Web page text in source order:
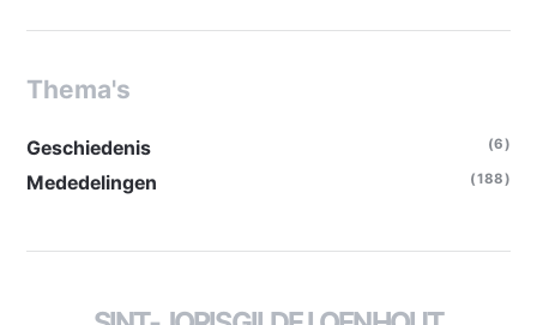
Thema's
Geschiedenis (6)
Mededelingen (188)